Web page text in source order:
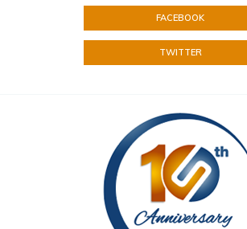
FACEBOOK
TWITTER